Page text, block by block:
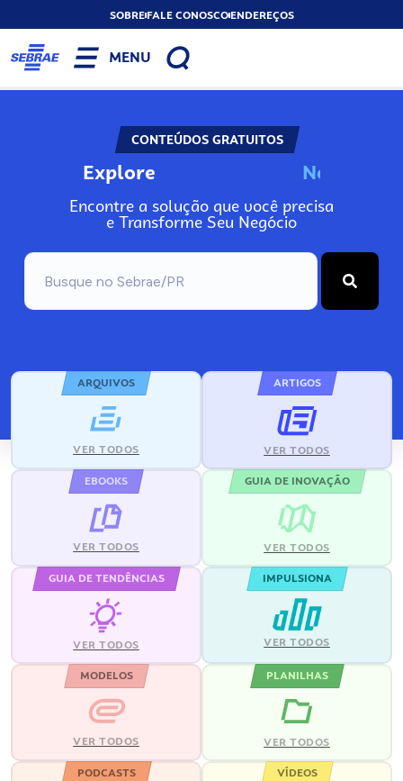
SOBREFALE CONOSCOENDEREÇOS
MENU
CONTEÚDOS GRATUITOS
Explore N
Encontre a solução que você precisa
e Transforme Seu Negócio
ARQUIVOS
VER TODOS
ARTIGOS
VER TODOS
EBOOKS
VER TODOS
GUIA DE INOVAÇÃO
VER TODOS
GUIA DE TENDÊNCIAS
VER TODOS
IMPULSIONA
VER TODOS
MODELOS
VER TODOS
PLANILHAS
VER TODOS
PODCASTS VÍDEOS